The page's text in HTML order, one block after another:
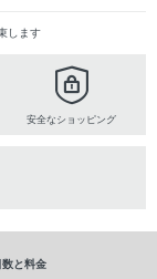
します
安全なショッピング
と料金